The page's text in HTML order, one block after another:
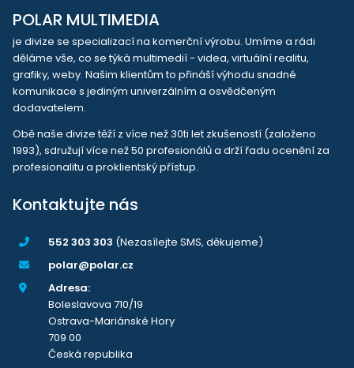
POLAR MULTIMEDIA
je divize se specializací na komerční výrobu. Umíme a rádi
děláme vše, co se týká multimedií - videa, virtuální realitu,
grafiky, weby. Našim klientům to přináší výhodu snadné
komunikace s jediným univerzálním a osvědčeným
dodavatelem.
Obě naše divize těží z více než 30ti let zkušeností (založeno
1993), sdružují více než 50 profesionálů a drží řadu ocenění za
profesionalitu a proklientský přístup.
Kontaktujte nás
552 303 303 (Nezasílejte SMS, děkujeme)
polar@polar.cz
Adresa:
Boleslavova 710/19
Ostrava-Mariánské Hory
709 00
Česká republika